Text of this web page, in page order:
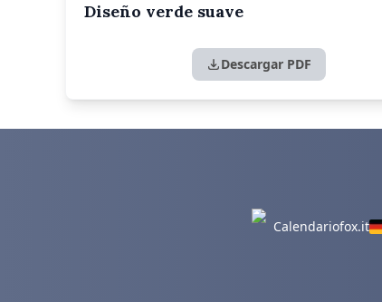
Diseño verde suave
Descargar PDF
Calendariofox.it